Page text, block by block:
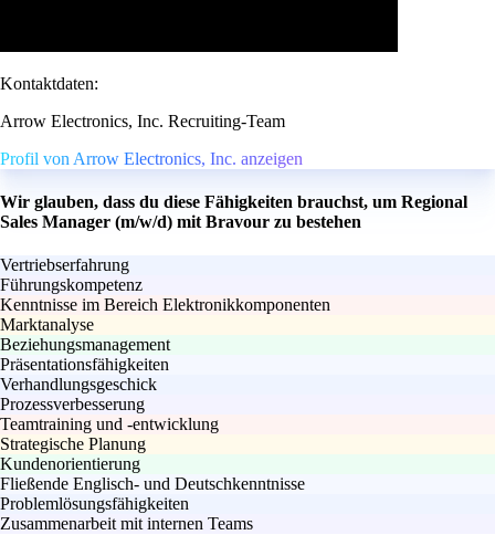
Kontaktdaten:
Arrow Electronics, Inc. Recruiting-Team
Profil von Arrow Electronics, Inc. anzeigen
Wir glauben, dass du diese Fähigkeiten brauchst, um Regional
Sales Manager (m/w/d) mit Bravour zu bestehen
Vertriebserfahrung
Führungskompetenz
Kenntnisse im Bereich Elektronikkomponenten
Marktanalyse
Beziehungsmanagement
Präsentationsfähigkeiten
Verhandlungsgeschick
Prozessverbesserung
Teamtraining und -entwicklung
Strategische Planung
Kundenorientierung
Fließende Englisch- und Deutschkenntnisse
Problemlösungsfähigkeiten
Zusammenarbeit mit internen Teams